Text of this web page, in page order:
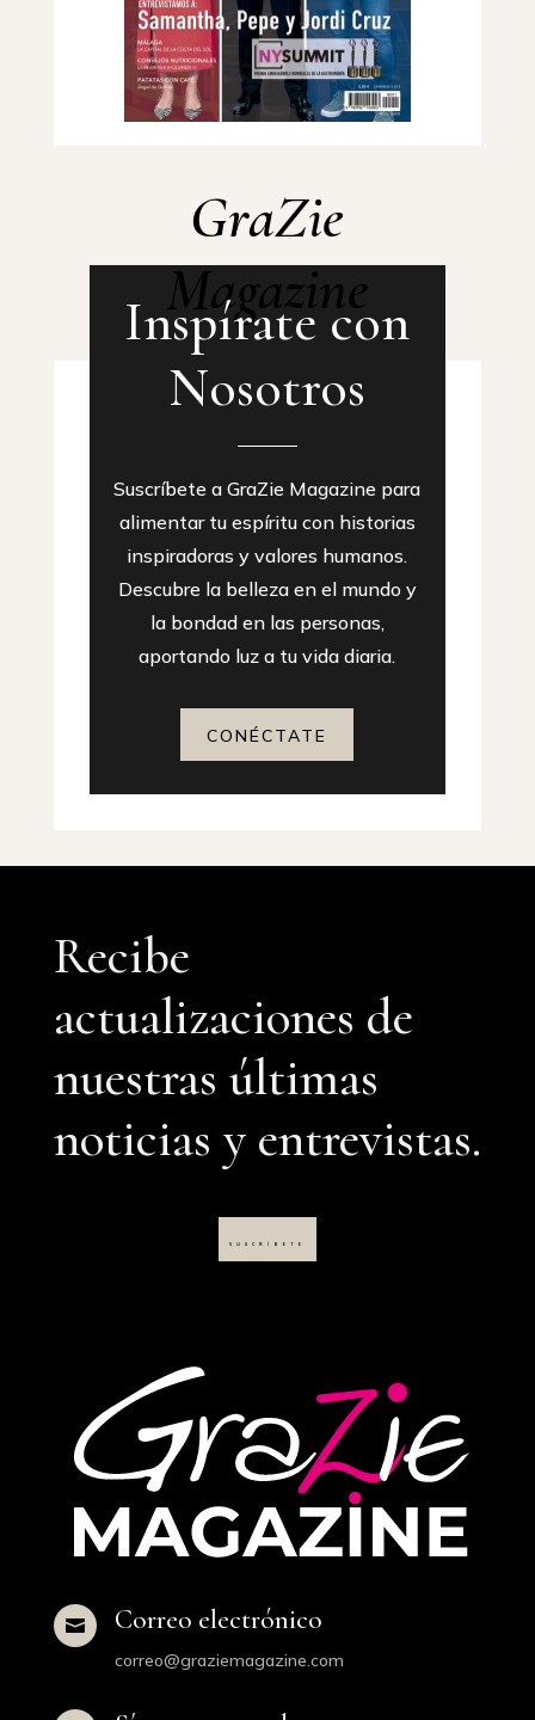
GraZie
Magazine
Inspírate con
Nosotros
Suscríbete a GraZie Magazine para
alimentar tu espíritu con historias
inspiradoras y valores humanos.
Descubre la belleza en el mundo y
la bondad en las personas,
aportando luz a tu vida diaria.
CONÉCTATE
Recibe
actualizaciones de
nuestras últimas
noticias y entrevistas.
SUSCRÍBETE
 Correo electrónico
correo@graziemagazine.com